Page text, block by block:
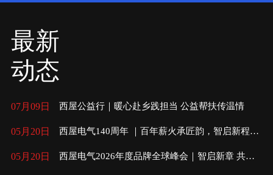
最新
动态
07月09日 西屋公益行｜暖心赴乡践担当 公益帮扶传温情
05月20日
西屋电气140周年 ｜百年薪火承匠韵，智启新程向
05月20日
西屋电气2026年度品牌全球峰会｜智启新章 共赴